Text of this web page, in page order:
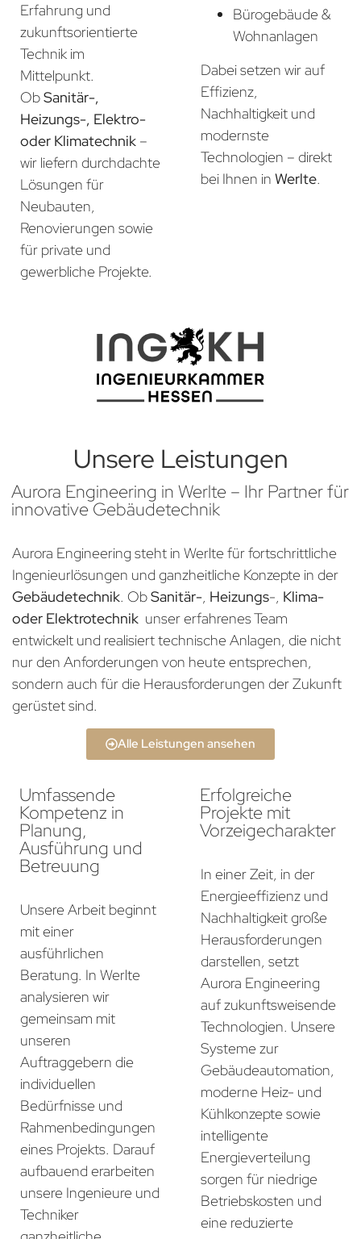
Erfahrung und
zukunftsorientierte
Technik im
Mittelpunkt.
ObSanitär-,
Heizungs-, Elektro-
oder Klimatechnik –
wir liefern durchdachte
Lösungen für
Neubauten,
Renovierungen sowie
für private und
gewerbliche Projekte.
Bürogebäude &
Wohnanlagen
Dabei setzen wir auf
Effizienz,
Nachhaltigkeit und
modernste
Technologien – direkt
bei Ihnen in Werlte.
Unsere Leistungen
Aurora Engineering in Werlte – Ihr Partner für
innovative Gebäudetechnik
Aurora Engineering steht in Werlte für fortschrittliche
Ingenieurlösungen und ganzheitliche Konzepte in der
Gebäudetechnik. ObSanitär-, Heizungs-, Klima-
oder Elektrotechnik unser erfahrenes Team
entwickelt und realisiert technische Anlagen, die nicht
nur den Anforderungen von heute entsprechen,
sondern auch für die Herausforderungen der Zukunft
gerüstet sind.
Alle Leistungen ansehen
Umfassende
Kompetenz in
Planung,
Ausführung und
Betreuung
Unsere Arbeit beginnt
mit einer
ausführlichen
Beratung. In Werlte
analysieren wir
gemeinsam mit
unseren
Auftraggebern die
individuellen
Bedürfnisse und
Rahmenbedingungen
eines Projekts. Darauf
aufbauend erarbeiten
unsere Ingenieure und
Techniker
Erfolgreiche
Projekte mit
Vorzeigecharakter
In einer Zeit, in der
Energieeffizienz und
Nachhaltigkeit große
Herausforderungen
darstellen, setzt
Aurora Engineering
auf zukunftsweisende
Technologien. Unsere
Systeme zur
Gebäudeautomation,
moderne Heiz- und
Kühlkonzepte sowie
intelligente
Energieverteilung
sorgen für niedrige
Betriebskosten und
eine reduzierte